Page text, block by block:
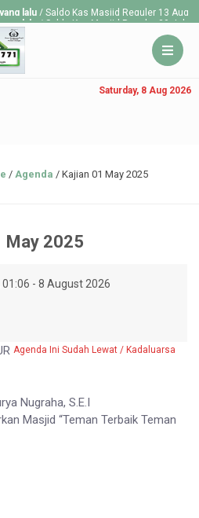
lalu / Saldo Kas Masjid Reguler 13 Aug
lalu/ Saldo Kas Masjid Reguler 30 July
lalu
/ Saldo Kas Masjid Reguler 23 July
Saturday, 8 Aug 2026
/ Agenda / Kajian 01 May 2025
May 2025
- 8 August 2026
Agenda Ini Sudah Lewat / Kadaluarsa
Nugraha, S.E.I
Masjid “Teman Terbaik Teman